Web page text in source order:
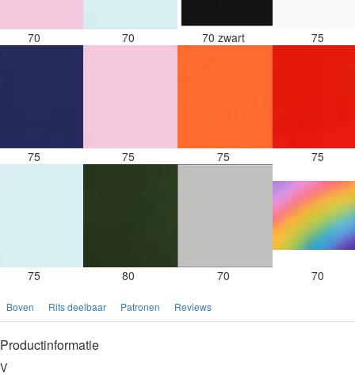
70 70 70 zwart 75
75 75 75 75
75 80 70 70
Boven Rits deelbaar Patronen Reviews
Productinformatie
V